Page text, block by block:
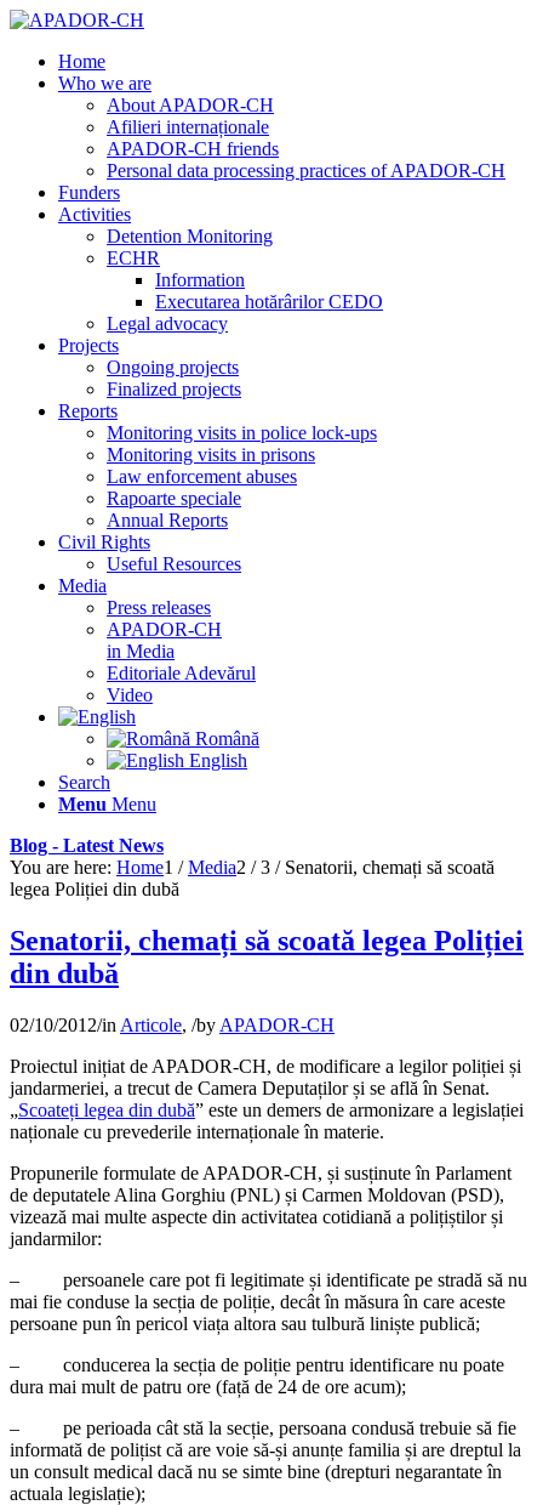
Home
Who we are
About APADOR-CH
Afilieri internaționale
APADOR-CH friends
Personal data processing practices of APADOR-CH
Funders
Activities
Detention Monitoring
ECHR
Information
Executarea hotărârilor CEDO
Legal advocacy
Projects
Ongoing projects
Finalized projects
Reports
Monitoring visits in police lock-ups
Monitoring visits in prisons
Law enforcement abuses
Rapoarte speciale
Annual Reports
Civil Rights
Useful Resources
Media
Press releases
APADOR-CH
in Media
Editoriale Adevărul
Video
Română
English
Search
Menu Menu
Blog - Latest News
You are here: Home1 / Media2 / 3 / Senatorii, chemați să scoată
legea Poliției din dubă
Senatorii, chemați să scoată legea Poliției
din dubă
02/10/2012/in Articole, /by APADOR-CH
Proiectul inițiat de APADOR-CH, de modificare a legilor poliției și
jandarmeriei, a trecut de Camera Deputaților și se află în Senat.
„Scoateți legea din dubă” este un demers de armonizare a legislației
naționale cu prevederile internaționale în materie.
Propunerile formulate de APADOR-CH, și susținute în Parlament
de deputatele Alina Gorghiu (PNL) și Carmen Moldovan (PSD),
vizează mai multe aspecte din activitatea cotidiană a polițiștilor și
jandarmilor:
– persoanele care pot fi legitimate și identificate pe stradă să nu
mai fie conduse la secția de poliție, decât în măsura în care aceste
persoane pun în pericol viața altora sau tulbură liniște publică;
– conducerea la secția de poliție pentru identificare nu poate
dura mai mult de patru ore (față de 24 de ore acum);
– pe perioada cât stă la secție, persoana condusă trebuie să fie
informată de polițist că are voie să-și anunțe familia și are dreptul la
un consult medical dacă nu se simte bine (drepturi negarantate în
actuala legislație);